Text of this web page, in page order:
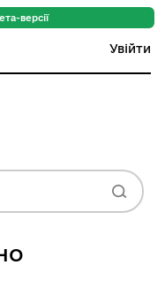
версії
Увійти